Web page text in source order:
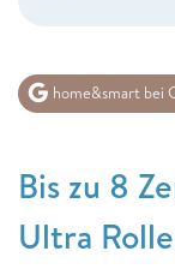
home&smart bei
Bis zu 8
Ultra